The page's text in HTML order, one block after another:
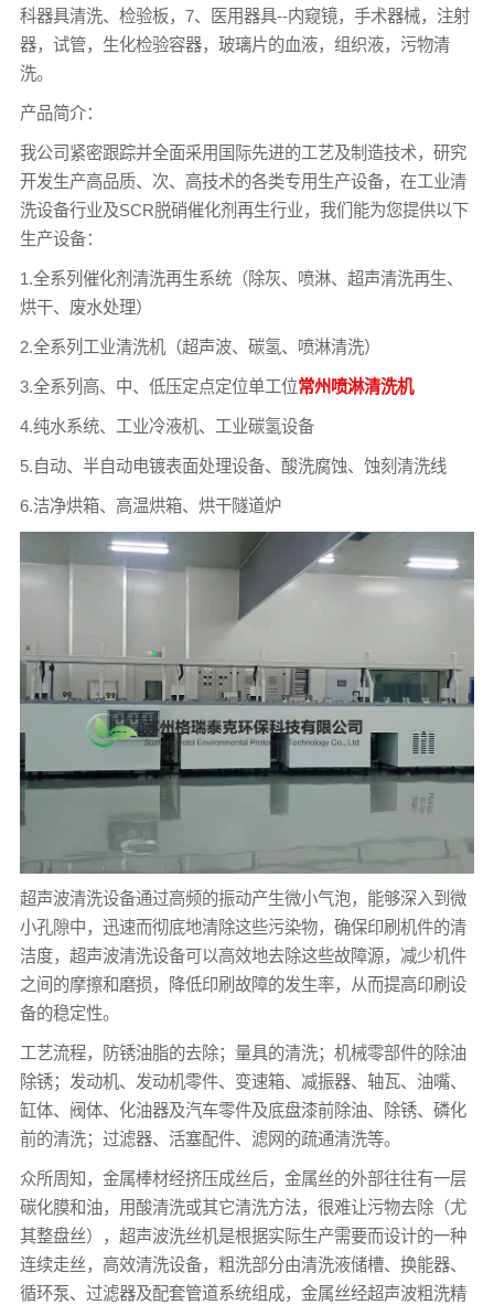
科器具清洗、检验板，7、医用器具--内窥镜，手术器械，注射
器，试管，生化检验容器，玻璃片的血液，组织液，污物清
洗。
产品简介：
我公司紧密跟踪并全面采用国际先进的工艺及制造技术，研究
开发生产高品质、次、高技术的各类专用生产设备，在工业清
洗设备行业及SCR脱硝催化剂再生行业，我们能为您提供以下
生产设备：
1.全系列催化剂清洗再生系统（除灰、喷淋、超声清洗再生、
烘干、废水处理）
2.全系列工业清洗机（超声波、碳氢、喷淋清洗）
3.全系列高、中、低压定点定位单工位常州喷淋清洗机
4.纯水系统、工业冷液机、工业碳氢设备
5.自动、半自动电镀表面处理设备、酸洗腐蚀、蚀刻清洗线
6.洁净烘箱、高温烘箱、烘干隧道炉
超声波清洗设备通过高频的振动产生微小气泡，能够深入到微
小孔隙中，迅速而彻底地清除这些污染物，确保印刷机件的清
洁度，超声波清洗设备可以高效地去除这些故障源，减少机件
之间的摩擦和磨损，降低印刷故障的发生率，从而提高印刷设
备的稳定性。
工艺流程，防锈油脂的去除；量具的清洗；机械零部件的除油
除锈；发动机、发动机零件、变速箱、减振器、轴瓦、油嘴、
缸体、阀体、化油器及汽车零件及底盘漆前除油、除锈、磷化
前的清洗；过滤器、活塞配件、滤网的疏通清洗等。
众所周知，金属棒材经挤压成丝后，金属丝的外部往往有一层
碳化膜和油，用酸清洗或其它清洗方法，很难让污物去除（尤
其整盘丝），超声波洗丝机是根据实际生产需要而设计的一种
连续走丝，高效清洗设备，粗洗部分由清洗液储槽、换能器、
循环泵、过滤器及配套管道系统组成，金属丝经超声波粗洗精